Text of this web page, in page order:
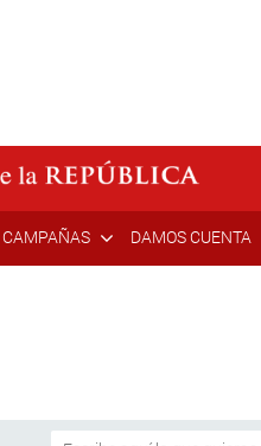
CAMPAÑAS DAMOS CUENTA